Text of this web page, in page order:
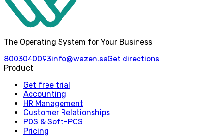
The Operating System for Your Business
8003040093info@wazen.saGet directions
Product
Get free trial
Accounting
HR Management
Customer Relationships
POS & Soft-POS
Pricing